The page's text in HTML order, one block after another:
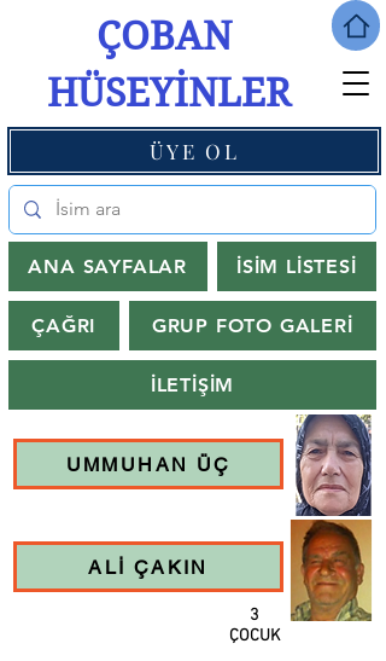
ÇOBAN
HÜSEYİNLER
ANA SAYFALAR İSİM LİSTESİ
ÇAĞRI GRUP FOTO GALERİ
İLETİŞİM
ÜYE OL
UMMUHAN ÜÇ
ALİ ÇAKIN
3
ÇOCUK